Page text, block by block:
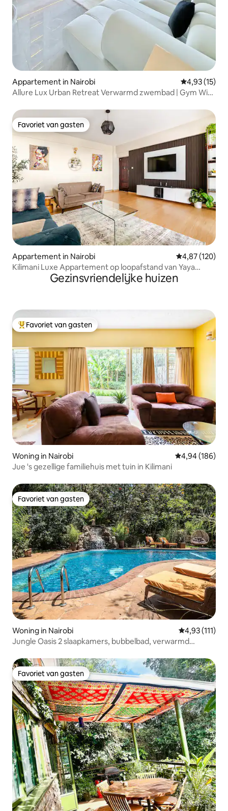
Appartement in Nairobi Gemiddelde
4,93 (15)
Allure Lux Urban Retreat Verwarmd zwembad | Gym Wi-
Favoriet van gasten
Favoriet van gasten
Appartement in Nairobi Gemiddelde
4,87 (120)
Kilimani Luxe Appartement op loopafstand van Yaya
Gezinsvriendelijke huizen
Topfavoriet van gasten
Favoriet van gasten
Woning in Nairobi Gemiddelde
4,94 (186)
Jue 's gezellige familiehuis met tuin in Kilimani
Favoriet van gasten
Favoriet van gasten
Woning in Nairobi Gemiddelde
4,93 (111)
Jungle Oasis 2 slaapkamers, bubbelbad, verwarmd
Favoriet van gasten
Favoriet van gasten